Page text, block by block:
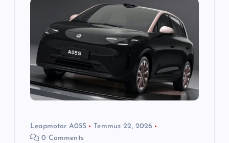
Leapmotor A05S
Temmuz 22, 2026
0 Comments